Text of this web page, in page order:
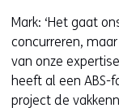
Mark: ‘Het gaat
concurreren,
van onze
heeft al een ABS-
project de